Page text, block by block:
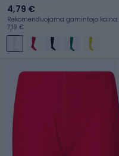
4,79 €
Rekomenduojama gamintojo kaina:
7,19 €